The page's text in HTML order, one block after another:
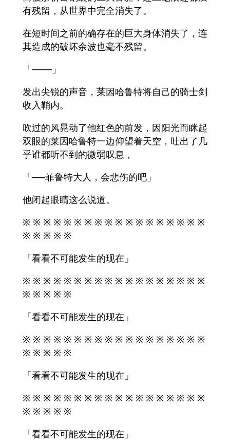
有残留，从世界中完全消失了。
在短时间之前的确存在的巨大身体消失了，连
其造成的破坏余波也毫不残留。
「───」
发出尖锐的声音，莱因哈鲁特将自己的骑士剑
收入鞘内。
吹过的风晃动了他红色的前发，因阳光而眯起
双眼的莱因哈鲁特一边仰望着天空，吐出了几
乎谁都听不到的微弱叹息，
「──菲鲁特大人，会悲伤的吧」
他闭起眼睛这么说道。
※ ※ ※ ※ ※ ※ ※ ※ ※ ※ ※ ※ ※ ※ ※ ※ ※ ※
※ ※ ※ ※ ※
「看看不可能发生的现在」
※ ※ ※ ※ ※ ※ ※ ※ ※ ※ ※ ※ ※ ※ ※ ※ ※ ※
※ ※ ※ ※ ※
「看看不可能发生的现在」
※ ※ ※ ※ ※ ※ ※ ※ ※ ※ ※ ※ ※ ※ ※ ※ ※ ※
※ ※ ※ ※ ※
「看看不可能发生的现在」
※ ※ ※ ※ ※ ※ ※ ※ ※ ※ ※ ※ ※ ※ ※ ※ ※ ※
※ ※ ※ ※ ※
「看看不可能发生的现在」